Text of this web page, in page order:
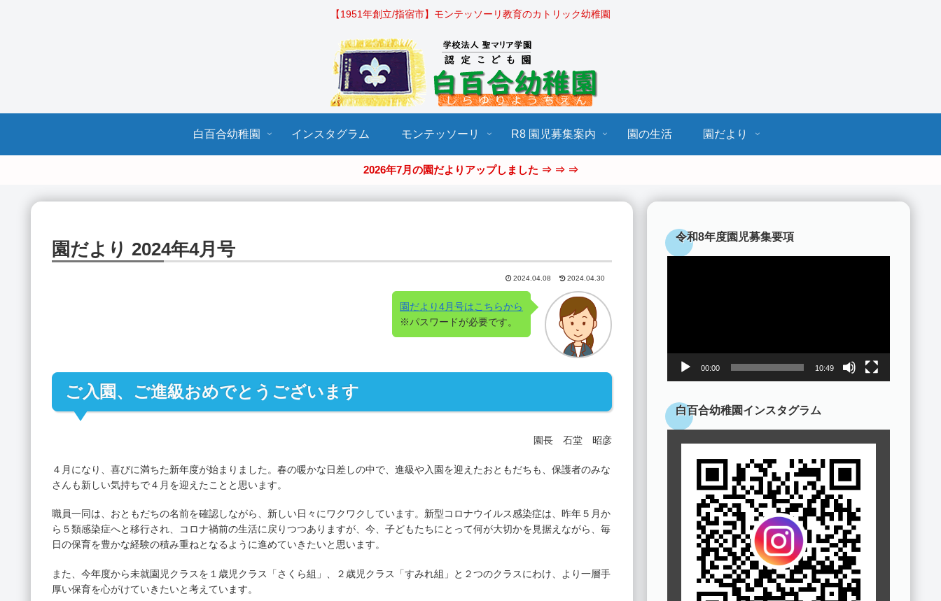
【1951年創立/指宿市】モンテッソーリ教育のカトリック幼稚園
白百合幼稚園 インスタグラム モンテッソーリ R8 園児募集案内 園の生活 園だより
2026年7月の園だよりアップしました ⇒ ⇒ ⇒
園だより 2024年4月号
2024.04.08 2024.04.30
園だより4月号はこちらから
※パスワードが必要です。
ご入園、ご進級おめでとうございます
園長 石堂 昭彦
４月になり、喜びに満ちた新年度が始まりました。春の暖かな日差しの中で、進級や入園を迎えたおともだちも、保護者のみな
さんも新しい気持ちで４月を迎えたことと思います。
職員一同は、おともだちの名前を確認しながら、新しい日々にワクワクしています。新型コロナウイルス感染症は、昨年５月か
ら５類感染症へと移行され、コロナ禍前の生活に戻りつつありますが、今、子どもたちにとって何が大切かを見据えながら、毎
日の保育を豊かな経験の積み重ねとなるように進めていきたいと思います。
また、今年度から未就園児クラスを１歳児クラス「さくら組」、２歳児クラス「すみれ組」と２つのクラスにわけ、より一層手
厚い保育を心がけていきたいと考えています。
令和8年度園児募集要項
00:00 10:49
白百合幼稚園インスタグラム